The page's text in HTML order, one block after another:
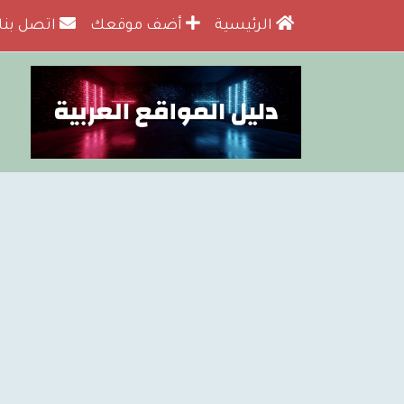
الرئيسية أضف موقعك اتصل بنا